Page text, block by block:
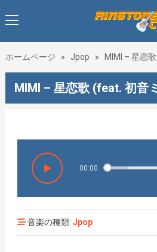
ホームページ » Jpop » MIMI – 星恋
MIMI – 星恋歌 (feat. 初音
00:00
音楽の種類: Jpop